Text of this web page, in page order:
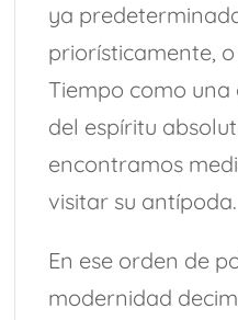
ya
priorísticamente,
Tiempo como
del espíritu
encontramos
visitar su antípoda.
En ese orden de
modernidad